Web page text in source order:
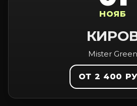
НОЯБ
Mister Green
ОТ 2 400